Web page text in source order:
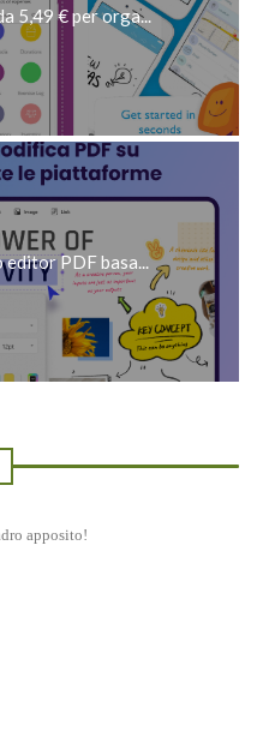
5,49 € per orga...
PDF basa...
apposito!